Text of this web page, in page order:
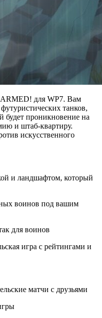
ARMED! для WP7. Вам
танков,
будет проникновение на
и штаб-квартиру.
искусственного
и ландшафтом, который
воинов под вашим
для воинов
игра с рейтингами и
матчи с друзьями